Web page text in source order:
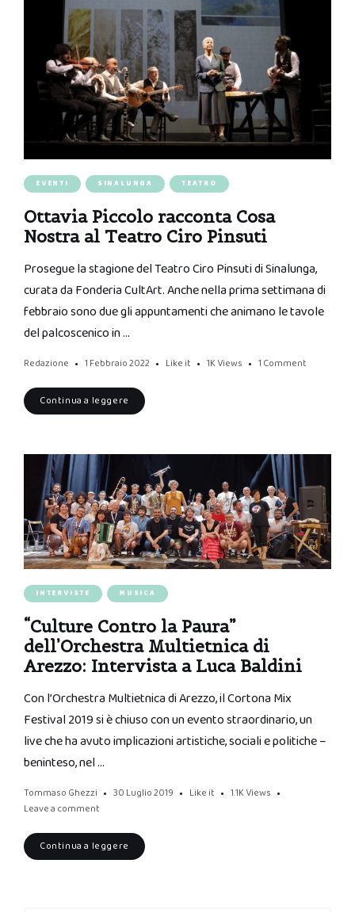
EVENTI SINALUNGA TEATRO
Ottavia Piccolo racconta Cosa
Nostra al Teatro Ciro Pinsuti
Prosegue la stagione del Teatro Ciro Pinsuti di Sinalunga,
curata da Fonderia CultArt. Anche nella prima settimana di
febbraio sono due gli appuntamenti che animano le tavole
del palcoscenico in …
Redazione 1 Febbraio 2022 Like it 1K Views 1 Comment
Continua a leggere
INTERVISTE MUSICA
“Culture Contro la Paura”
dell’Orchestra Multietnica di
Arezzo: Intervista a Luca Baldini
Con l’Orchestra Multietnica di Arezzo, il Cortona Mix
Festival 2019 si è chiuso con un evento straordinario, un
live che ha avuto implicazioni artistiche, sociali e politiche –
beninteso, nel …
Tommaso Ghezzi 30 Luglio 2019 Like it 1.1K Views
Leave a comment
Continua a leggere